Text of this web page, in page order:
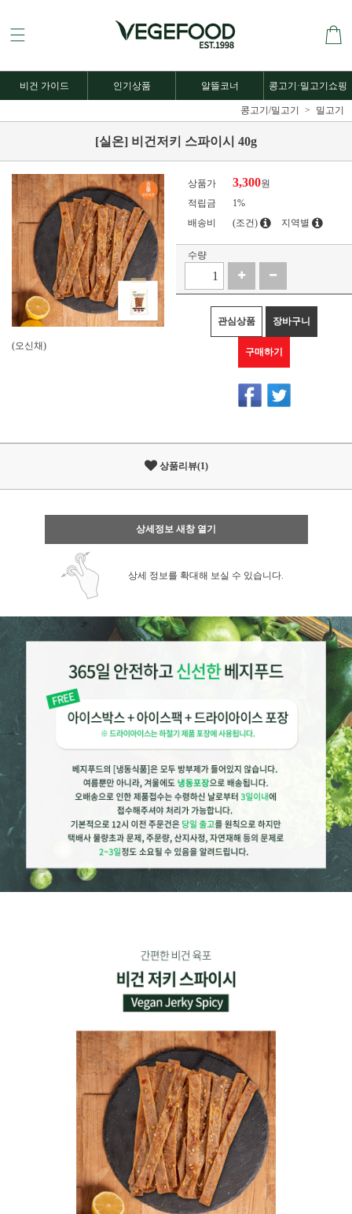
비건 가이드 인기상품 알뜰코너 콩고기·밀고기쇼핑
콩고기/밀고기 밀고기
[실온] 비건저키 스파이시 40g
(오신채)
상품가 3,300원
적립금
1%
배송비
(조건) 지역별
수량
관심상품 장바구니
구매하기
상품리뷰(1)
상세정보 새창 열기
상세 정보를 확대해 보실 수 있습니다.